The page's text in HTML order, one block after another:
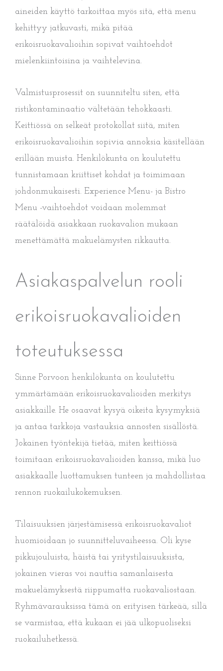
aineiden käyttö tarkoittaa myös sitä, että menu
kehittyy jatkuvasti, mikä pitää
erikoisruokavalioihin sopivat vaihtoehdot
mielenkiintoisina ja vaihtelevina.
Valmistusprosessit on suunniteltu siten, että
ristikontaminaatio vältetään tehokkaasti.
Keittiössä on selkeät protokollat siitä, miten
erikoisruokavalioihin sopivia annoksia käsitellään
erillään muista. Henkilökunta on koulutettu
tunnistamaan kriittiset kohdat ja toimimaan
johdonmukaisesti. Experience Menu- ja Bistro
Menu -vaihtoehdot voidaan molemmat
räätälöidä asiakkaan ruokavalion mukaan
menettämättä makuelämysten rikkautta.
Asiakaspalvelun rooli
erikoisruokavalioiden
toteutuksessa
Sinne Porvoon henkilökunta on koulutettu
ymmärtämään erikoisruokavalioiden merkitys
asiakkaille. He osaavat kysyä oikeita kysymyksiä
ja antaa tarkkoja vastauksia annosten sisällöstä.
Jokainen työntekijä tietää, miten keittiössä
toimitaan erikoisruokavalioiden kanssa, mikä luo
asiakkaalle luottamuksen tunteen ja mahdollistaa
rennon ruokailukokemuksen.
Tilaisuuksien järjestämisessä erikoisruokavaliot
huomioidaan jo suunnitteluvaiheessa. Oli kyse
pikkujouluista, häistä tai yritystilaisuuksista,
jokainen vieras voi nauttia samanlaisesta
makuelämyksestä riippumatta ruokavaliostaan.
Ryhmävarauksissa tämä on erityisen tärkeää, sillä
se varmistaa, että kukaan ei jää ulkopuoliseksi
ruokailuhetkessä.